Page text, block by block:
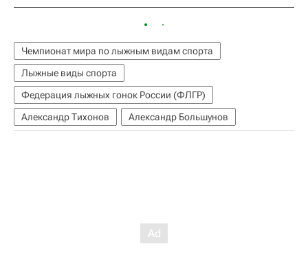
Чемпионат мира по лыжным видам спорта
Лыжные виды спорта
Федерация лыжных гонок России (ФЛГР)
Александр Тихонов
Александр Большунов